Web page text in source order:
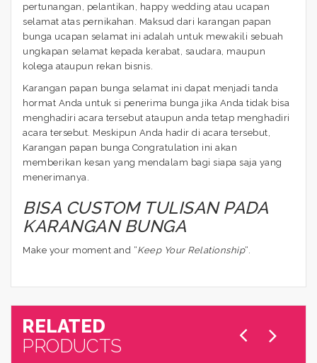
pertunangan, pelantikan, happy wedding atau ucapan
selamat atas pernikahan. Maksud dari karangan papan
bunga ucapan selamat ini adalah untuk mewakili sebuah
ungkapan selamat kepada kerabat, saudara, maupun
kolega ataupun rekan bisnis.
Karangan papan bunga selamat ini dapat menjadi tanda
hormat Anda untuk si penerima bunga jika Anda tidak bisa
menghadiri acara tersebut ataupun anda tetap menghadiri
acara tersebut. Meskipun Anda hadir di acara tersebut,
Karangan papan bunga Congratulation ini akan
memberikan kesan yang mendalam bagi siapa saja yang
menerimanya.
BISA CUSTOM TULISAN PADA
KARANGAN BUNGA
Make your moment and “Keep Your Relationship“.
RELATED
PRODUCTS